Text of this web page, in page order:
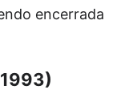
encerrada